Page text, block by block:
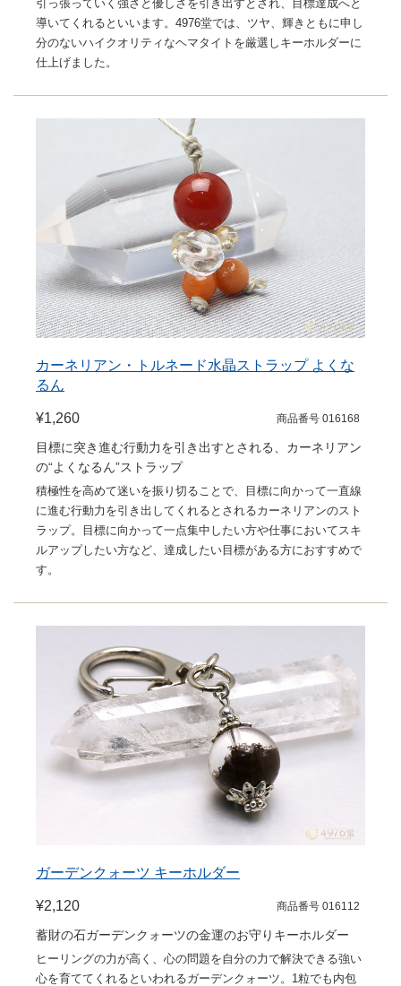
引っ張っていく強さと優しさを引き出すとされ、目標達成へと
導いてくれるといいます。4976堂では、ツヤ、輝きともに申し
分のないハイクオリティなヘマタイトを厳選しキーホルダーに
仕上げました。
カーネリアン・トルネード水晶ストラップ よくな
るん
¥1,260 商品番号 016168
目標に突き進む行動力を引き出すとされる、カーネリアン
の“よくなるん”ストラップ
積極性を高めて迷いを振り切ることで、目標に向かって一直線
に進む行動力を引き出してくれるとされるカーネリアンのスト
ラップ。目標に向かって一点集中したい方や仕事においてスキ
ルアップしたい方など、達成したい目標がある方におすすめで
す。
ガーデンクォーツ キーホルダー
¥2,120 商品番号 016112
蓄財の石ガーデンクォーツの金運のお守りキーホルダー
ヒーリングの力が高く、心の問題を自分の力で解決できる強い
心を育ててくれるといわれるガーデンクォーツ。1粒でも内包